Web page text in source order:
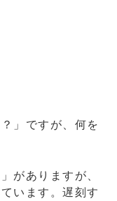
」ですが、何を
がありますが、
います。遅刻す